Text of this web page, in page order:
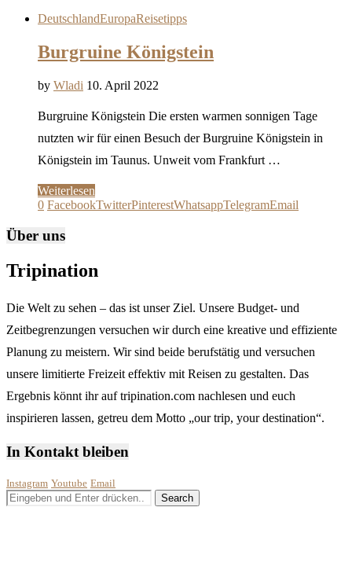
DeutschlandEuropaReisetipps
Burgruine Königstein
by Wladi 10. April 2022
Burgruine Königstein Die ersten warmen sonnigen Tage
nutzten wir für einen Besuch der Burgruine Königstein in
Königstein im Taunus. Unweit vom Frankfurt …
Weiterlesen
0 FacebookTwitterPinterestWhatsappTelegramEmail
Über uns
Tripination
Die Welt zu sehen – das ist unser Ziel. Unsere Budget- und
Zeitbegrenzungen versuchen wir durch eine kreative und effiziente
Planung zu meistern. Wir sind beide berufstätig und versuchen
unsere limitierte Freizeit effektiv mit Reisen zu gestalten. Das
Ergebnis könnt ihr auf tripination.com nachlesen und euch
inspirieren lassen, getreu dem Motto „our trip, your destination“.
In Kontakt bleiben
Instagram Youtube Email